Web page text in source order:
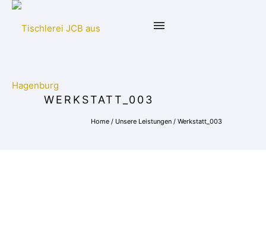
WERKSTATT_003
Home / Unsere Leistungen / Werkstatt_003